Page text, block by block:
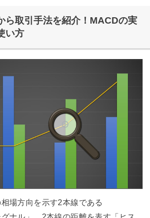
ら取引手法を紹介！MACDの実
い方
場方向を示す2本線である